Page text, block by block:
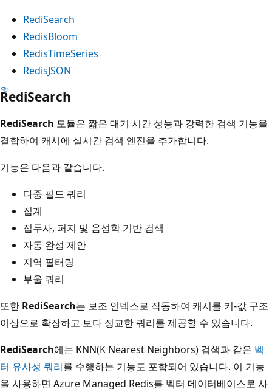
RediSearch
RedisBloom
RedisTimeSeries
RedisJSON
RediSearch
RediSearch 모듈은 짧은 대기 시간 성능과 강력한 검색 기능을
결합하여 캐시에 실시간 검색 엔진을 추가합니다.
기능은 다음과 같습니다.
다중 필드 쿼리
집계
접두사, 퍼지 및 음성학 기반 검색
자동 완성 제안
지역 필터링
부울 쿼리
또한 RediSearch는 보조 인덱스로 작동하여 캐시를 키-값 구조
이상으로 확장하고 보다 정교한 쿼리를 제공할 수 있습니다.
RediSearch에는 KNN(K Nearest Neighbors) 검색과 같은 벡
터 유사성 쿼리를 수행하는 기능도 포함되어 있습니다. 이 기능
을 사용하면 Azure Managed Redis를 벡터 데이터베이스로 사